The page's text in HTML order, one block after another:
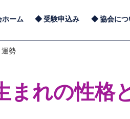
ホーム 受験申込み 協会につ
勢
まれの性格